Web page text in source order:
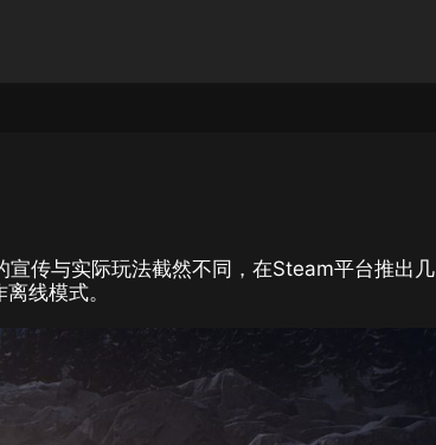
宣传与实际玩法截然不同，在Steam平台推出几
线模式。